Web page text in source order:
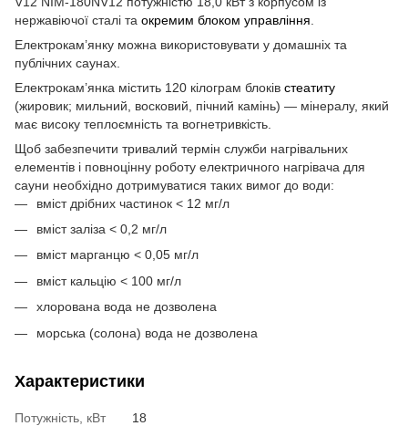
нержавіючої сталі та окремим блоком управління
Електрокам’янку можна використовувати у домашніх та
публічних саунах.
Електрокам’янка містить 120 кілограм блоків стеатиту
(жировик; мильний, восковий, пічний камінь) — мінералу, який
має високу теплоємність та вогнетривкість.
Щоб забезпечити тривалий термін служби нагрівальних
елементів і повноцінну роботу електричного нагрівача для
сауни необхідно дотримуватися таких вимог до води:
вміст дрібних частинок < 12 мг/л
вміст заліза < 0,2 мг/л
вміст марганцю < 0,05 мг/л
вміст кальцію < 100 мг/л
хлорована вода не дозволена
морська (солона) вода не дозволена
Характеристики
Потужність, кВт
18